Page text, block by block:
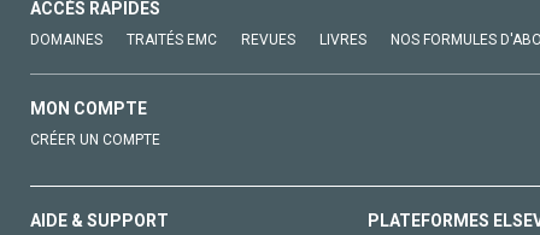
ACCÈS RAPIDES
DOMAINES TRAITÉS EMC REVUES LIVRES NOS FORMULES
MON COMPTE
CRÉER UN COMPTE
AIDE & SUPPORT PLATEFORMES